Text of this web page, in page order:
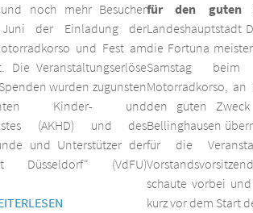
noch mehr Besucher
der Einladung der
und Fest am
Die Veranstaltungserlöse
wurden zugunsten
Kinder- und
(AKHD) und des
und Unterstützer der
Düsseldorf“ (VdFU)
für den guten
Landeshauptstadt
die Fortuna
Samstag beim
Motorradkorso,
den guten
Bellinghausen
für die
schaute vorbei
kurz vor dem Start